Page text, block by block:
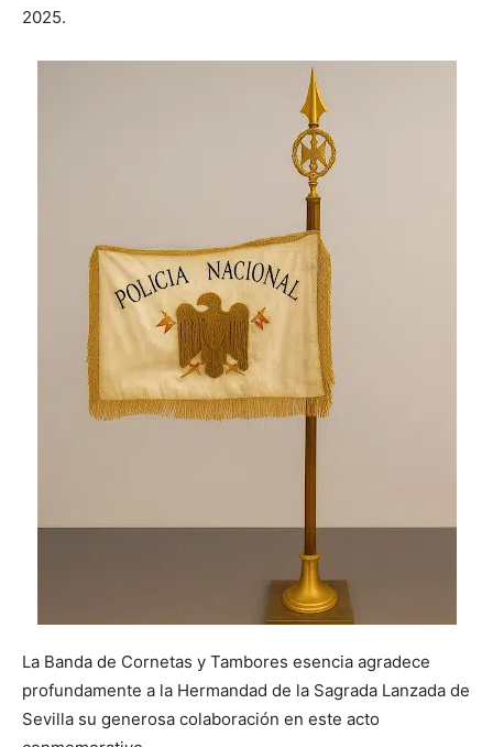
2025.
La Banda de Cornetas y ⁤Tambores esencia agradece
profundamente a‍ la Hermandad⁤ de la‍ Sagrada Lanzada de
Sevilla⁣ su generosa colaboración en este acto